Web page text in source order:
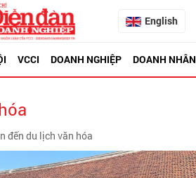
English
VCCI DOANH NGHIỆP DOANH NHÂN
đến du lịch văn hóa